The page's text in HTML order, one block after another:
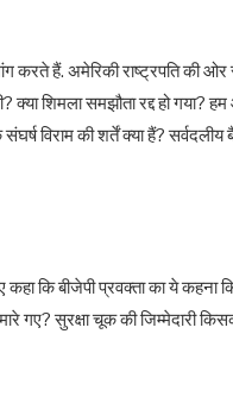
करते हैं. अमेरिकी राष्ट्रपति की
क्या शिमला समझौता रद्द हो
विराम की शर्तें क्या हैं?
कि बीजेपी प्रवक्ता का ये कहना कि
गए? सुरक्षा चूक की जिम्मेदारी